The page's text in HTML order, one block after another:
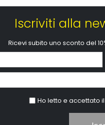
Iscriviti alla
Ricevi subito uno sconto del
Ho letto e accettato